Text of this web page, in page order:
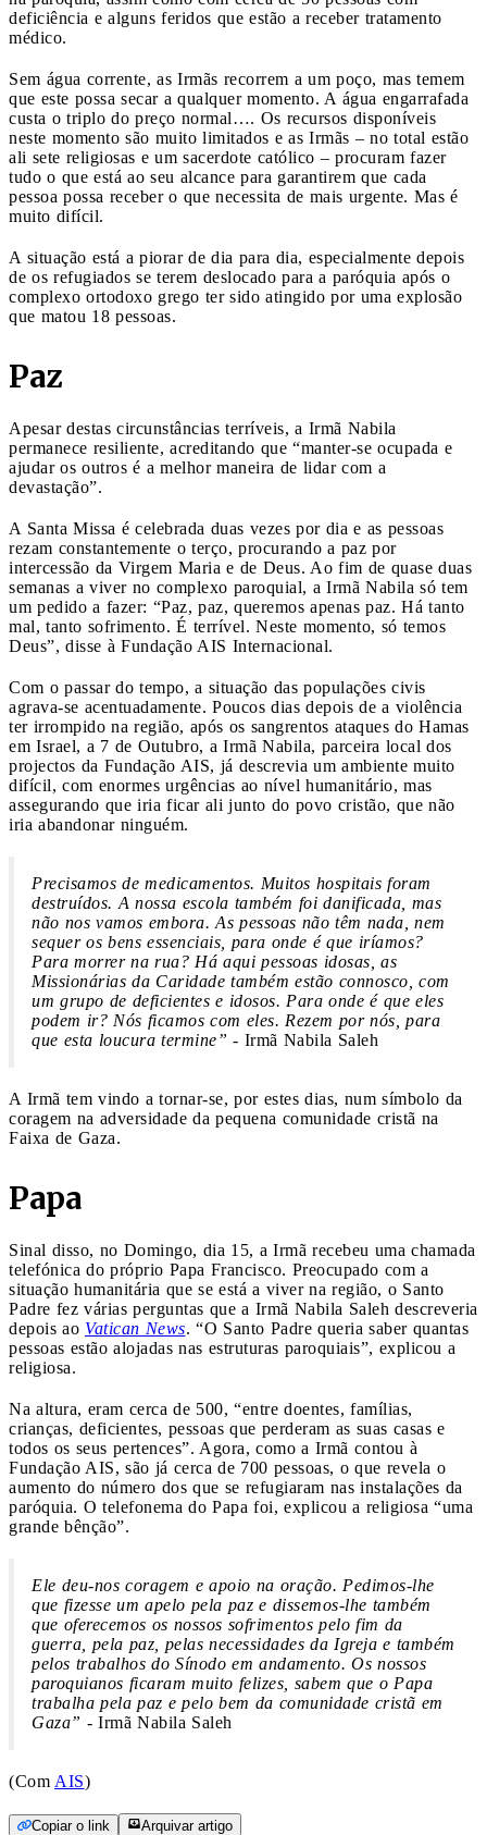
deficiência e alguns feridos que estão a receber tratamento
médico.
Sem água corrente, as Irmãs recorrem a um poço, mas temem
que este possa secar a qualquer momento. A água engarrafada
custa o triplo do preço normal…. Os recursos disponíveis
neste momento são muito limitados e as Irmãs – no total estão
ali sete religiosas e um sacerdote católico – procuram fazer
tudo o que está ao seu alcance para garantirem que cada
pessoa possa receber o que necessita de mais urgente. Mas é
muito difícil.
A situação está a piorar de dia para dia, especialmente depois
de os refugiados se terem deslocado para a paróquia após o
complexo ortodoxo grego ter sido atingido por uma explosão
que matou 18 pessoas.
Paz
Apesar destas circunstâncias terríveis, a Irmã Nabila
permanece resiliente, acreditando que “manter-se ocupada e
ajudar os outros é a melhor maneira de lidar com a
devastação”.
A Santa Missa é celebrada duas vezes por dia e as pessoas
rezam constantemente o terço, procurando a paz por
intercessão da Virgem Maria e de Deus. Ao fim de quase duas
semanas a viver no complexo paroquial, a Irmã Nabila só tem
um pedido a fazer: “Paz, paz, queremos apenas paz. Há tanto
mal, tanto sofrimento. É terrível. Neste momento, só temos
Deus”, disse à Fundação AIS Internacional.
Com o passar do tempo, a situação das populações civis
agrava-se acentuadamente. Poucos dias depois de a violência
ter irrompido na região, após os sangrentos ataques do Hamas
em Israel, a 7 de Outubro, a Irmã Nabila, parceira local dos
projectos da Fundação AIS, já descrevia um ambiente muito
difícil, com enormes urgências ao nível humanitário, mas
assegurando que iria ficar ali junto do povo cristão, que não
iria abandonar ninguém.
Precisamos de medicamentos. Muitos hospitais foram
destruídos. A nossa escola também foi danificada, mas
não nos vamos embora. As pessoas não têm nada, nem
sequer os bens essenciais, para onde é que iríamos?
Para morrer na rua? Há aqui pessoas idosas, as
Missionárias da Caridade também estão connosco, com
um grupo de deficientes e idosos. Para onde é que eles
podem ir? Nós ficamos com eles. Rezem por nós, para
que esta loucura termine” - Irmã Nabila Saleh
A Irmã tem vindo a tornar-se, por estes dias, num símbolo da
coragem na adversidade da pequena comunidade cristã na
Faixa de Gaza.
Papa
Sinal disso, no Domingo, dia 15, a Irmã recebeu uma chamada
telefónica do próprio Papa Francisco. Preocupado com a
situação humanitária que se está a viver na região, o Santo
Padre fez várias perguntas que a Irmã Nabila Saleh descreveria
depois ao Vatican News. “O Santo Padre queria saber quantas
pessoas estão alojadas nas estruturas paroquiais”, explicou a
religiosa.
Na altura, eram cerca de 500, “entre doentes, famílias,
crianças, deficientes, pessoas que perderam as suas casas e
todos os seus pertences”. Agora, como a Irmã contou à
Fundação AIS, são já cerca de 700 pessoas, o que revela o
aumento do número dos que se refugiaram nas instalações da
paróquia. O telefonema do Papa foi, explicou a religiosa “uma
grande bênção”.
Ele deu-nos coragem e apoio na oração. Pedimos-lhe
que fizesse um apelo pela paz e dissemos-lhe também
que oferecemos os nossos sofrimentos pelo fim da
guerra, pela paz, pelas necessidades da Igreja e também
pelos trabalhos do Sínodo em andamento. Os nossos
paroquianos ficaram muito felizes, sabem que o Papa
trabalha pela paz e pelo bem da comunidade cristã em
Gaza” - Irmã Nabila Saleh
(Com AIS)
Copiar o link Arquivar artigo